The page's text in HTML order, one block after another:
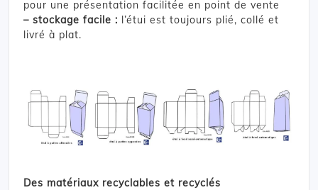
pour une présentation facilitée en point de vente
– stockage facile : l’étui est toujours plié, collé et
livré à plat.
Des matériaux recyclables et recyclés